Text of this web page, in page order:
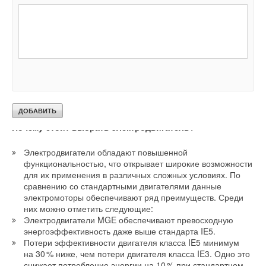
Почему стоит выбрать электродвигатель?
Электродвигатели обладают повышенной
функциональностью, что открывает широкие возможности
для их применения в различных сложных условиях. По
сравнению со стандартными двигателями данные
электромоторы обеспечивают ряд преимуществ. Среди
них можно отметить следующие:
Электродвигатели MGE обеспечивают превосходную
энергоэффективность даже выше стандарта IE5.
Потери эффективности двигателя класса IE5 минимум
на 30% ниже, чем потери двигателя класса IE3. Одно это